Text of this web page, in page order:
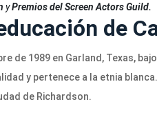
yPremios del Screen Actors Guild.
de
de 1989 en Garland, Texas,
y pertenece a la etnia
de Richardson.